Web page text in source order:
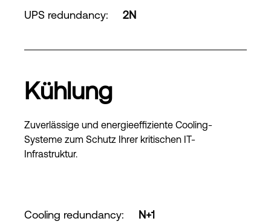
UPS redundancy: 2N
Kühlung
Zuverlässige und energieeffiziente Cooling-
Systeme zum Schutz Ihrer kritischen IT-
Infrastruktur.
Cooling redundancy: N+1